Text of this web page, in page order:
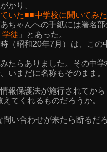
かり、
いた■■中学校に聞いてみた
ちゃんへの手紙には署名部
学徒 」とあった。
（昭和20年7月）は、この
たらありました。その中学
いまだに名称もそのまま。
報保護法が施行されてから
てくれるものだろうか。
い合わせが来たら断るだろ